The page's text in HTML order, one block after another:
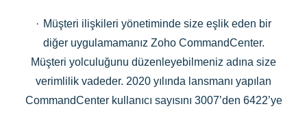
· Müşteri ilişkileri yönetiminde size eşlik eden bir
diğer uygulamamanız Zoho CommandCenter.
Müşteri yolculuğunu düzenleyebilmeniz adına size
verimlilik vadeder. 2020 yılında lansmanı yapılan
CommandCenter kullanıcı sayısını 3007’den 6422’ye